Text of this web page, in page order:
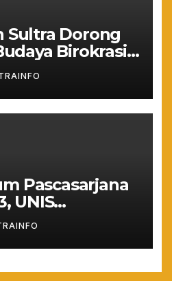
Sultra Dorong
Birokrasi
2026
Pascasarjana
UNIS
243
Saing
Negeri